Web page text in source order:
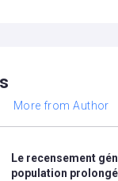
More from Author
Le recensement
population prolongé